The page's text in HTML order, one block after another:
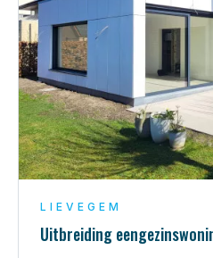
LIEVEGEM
Uitbreiding